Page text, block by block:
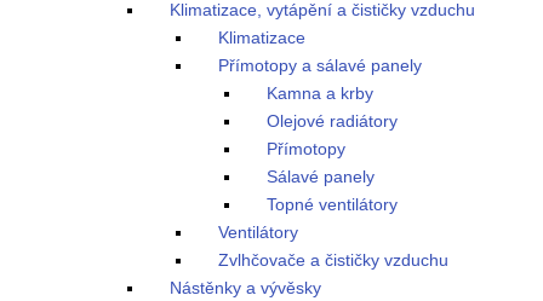
Klimatizace, vytápění a čističky vzduchu
Klimatizace
Přímotopy a sálavé panely
Kamna a krby
Olejové radiátory
Přímotopy
Sálavé panely
Topné ventilátory
Ventilátory
Zvlhčovače a čističky vzduchu
Nástěnky a vývěsky